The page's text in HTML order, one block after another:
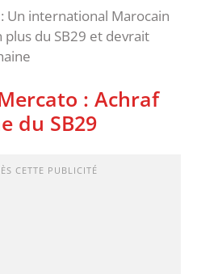
Un international Marocain
du SB29 et devrait
: Achraf
du SB29
CETTE PUBLICITÉ